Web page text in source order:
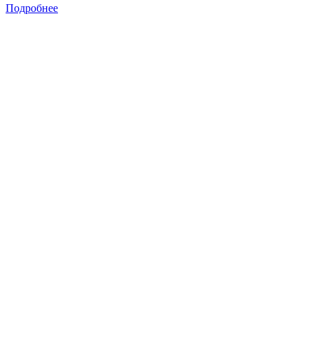
Подробнее